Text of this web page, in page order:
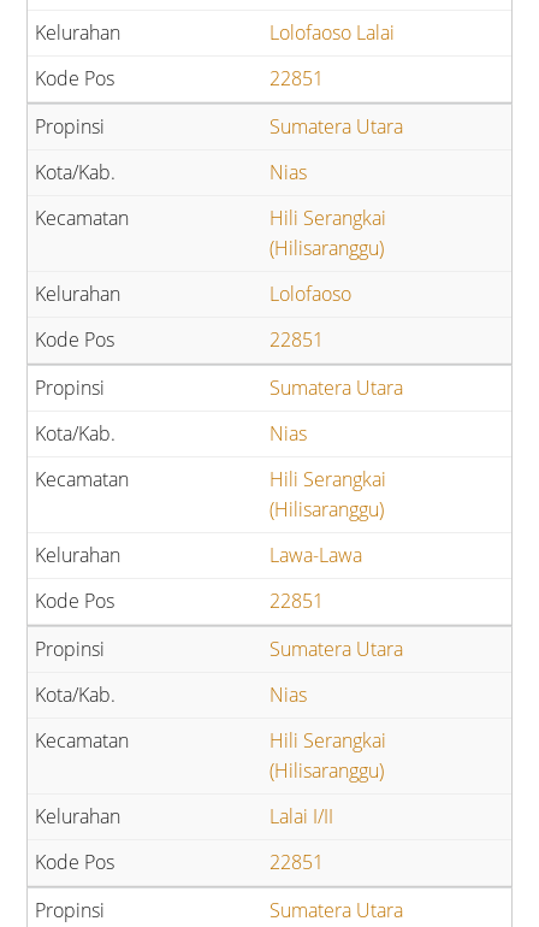
Lolofaoso Lalai
22851
Sumatera Utara
Nias
Hili Serangkai
(Hilisaranggu)
Lolofaoso
22851
Sumatera Utara
Nias
Hili Serangkai
(Hilisaranggu)
Lawa-Lawa
22851
Sumatera Utara
Nias
Hili Serangkai
(Hilisaranggu)
Lalai I/II
22851
Sumatera Utara